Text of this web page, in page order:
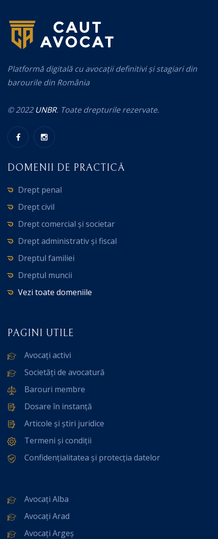
Platformă digitală cu avocații definitivi și stagiari din
barourile din România
© 2022 UNBR. Toate drepturile rezervate.
DOMENII DE PRACTICĂ
Drept penal
Drept civil
Drept comercial și societar
Drept administrativ și fiscal
Dreptul familiei
Dreptul muncii
Vezi toate domeniile
PAGINI UTILE
Avocați activi
Societăți de avocatură
Barouri membre
Dosare în instanță
Articole și știri juridice
Termeni și condiții
Confidențialitatea și protecția datelor
Avocați Alba
Avocați Arad
Avocați Argeș